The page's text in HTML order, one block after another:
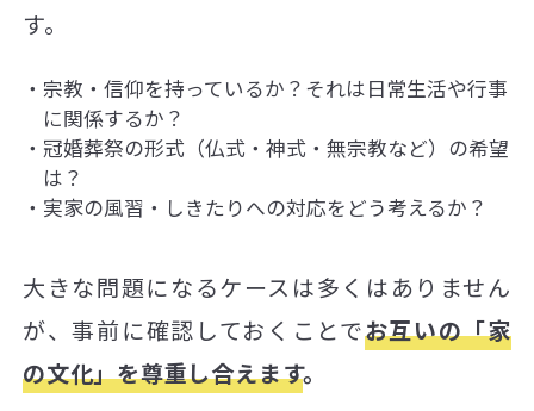
す。
宗教・信仰を持っているか？それは日常生活や行事
に関係するか？
冠婚葬祭の形式（仏式・神式・無宗教など）の希望
は？
実家の風習・しきたりへの対応をどう考えるか？
大きな問題になるケースは多くはありません
が、事前に確認しておくことでお互いの「家
の文化」を尊重し合えます。